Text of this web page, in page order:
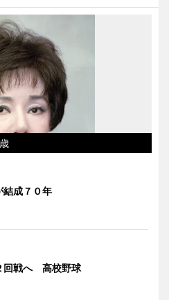
結成７０年
回戦へ 高校野球